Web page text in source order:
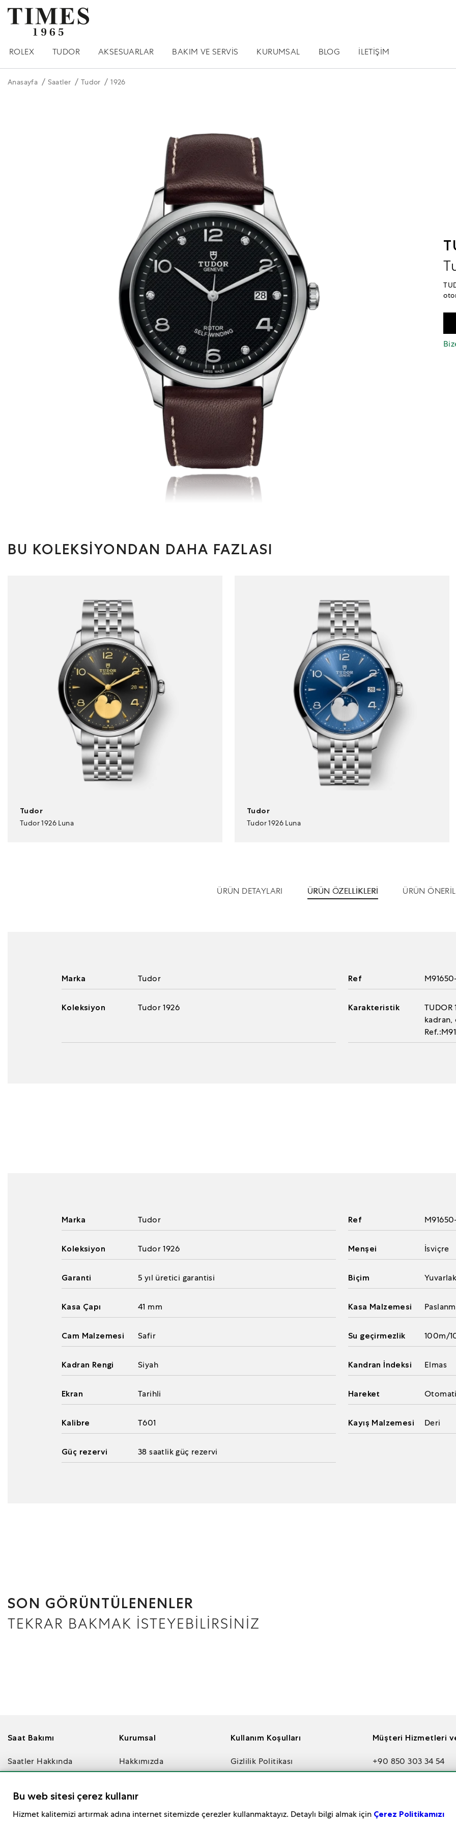
ROLEX TUDOR AKSESUARLAR BAKIM VE SERVİS KURUMSAL BLOG İLETİŞİM
Anasayfa Saatler Tudor 1926
BU KOLEKSİYONDAN DAHA FAZLASI
Tudor
Tudor 1926 Luna
Tudor
Tudor 1926 Luna
ÜRÜN DETAYLARI ÜRÜN ÖZELLİKLERİ ÜRÜN
Marka Tudor Ref
Koleksiyon Tudor 1926 Karakteristik
TUDOR
kadran,
Marka Tudor Ref
Koleksiyon Tudor 1926 Menşei İsviçre
Garanti 5 yıl üretici garantisi Biçim
Kasa Çapı 41 mm Kasa Malzemesi
Cam Malzemesi Safir Su geçirmezlik 100m/
Kadran Rengi Siyah Kandran İndeksi Elmas
Ekran Tarihli Hareket
Kalibre T601 Kayış Malzemesi Deri
Güç rezervi 38 saatlik güç rezervi
SON GÖRÜNTÜLENENLER
TEKRAR BAKMAK İSTEYEBİLİRSİNİZ
Saat Bakımı
Saatler Hakkında
SSS
Rolex Saatinizin
Rolex Servis
Kurumsal
Hakkımızda
Kullanım Koşulları
Gizlilik Politikası
Müşteri Hizmetleri
+90 850 303 34 54
Bu web sitesi çerez kullanır
Hizmet kalitemizi artırmak adına internet sitemizde çerezler kullanmaktayız. Detaylı bilgi almak için Çerez Politikamızı